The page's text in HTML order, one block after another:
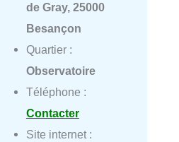
de Gray, 25000
Besançon
Quartier :
Observatoire
Téléphone :
Contacter
Site internet :